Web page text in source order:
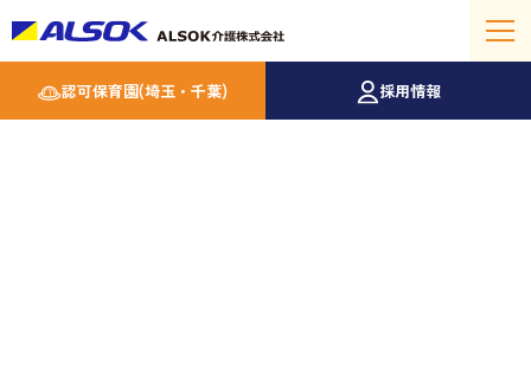
認可保育園(埼玉・千葉) 採用情報